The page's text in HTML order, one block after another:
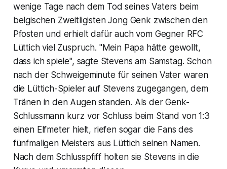
wenige Tage nach dem Tod seines Vaters beim
belgischen Zweitligisten Jong Genk zwischen den
Pfosten und erhielt dafür auch vom Gegner RFC
Lüttich viel Zuspruch. "Mein Papa hätte gewollt,
dass ich spiele", sagte Stevens am Samstag. Schon
nach der Schweigeminute für seinen Vater waren
die Lüttich-Spieler auf Stevens zugegangen, dem
Tränen in den Augen standen. Als der Genk-
Schlussmann kurz vor Schluss beim Stand von 1:3
einen Elfmeter hielt, riefen sogar die Fans des
fünfmaligen Meisters aus Lüttich seinen Namen.
Nach dem Schlusspfiff holten sie Stevens in die